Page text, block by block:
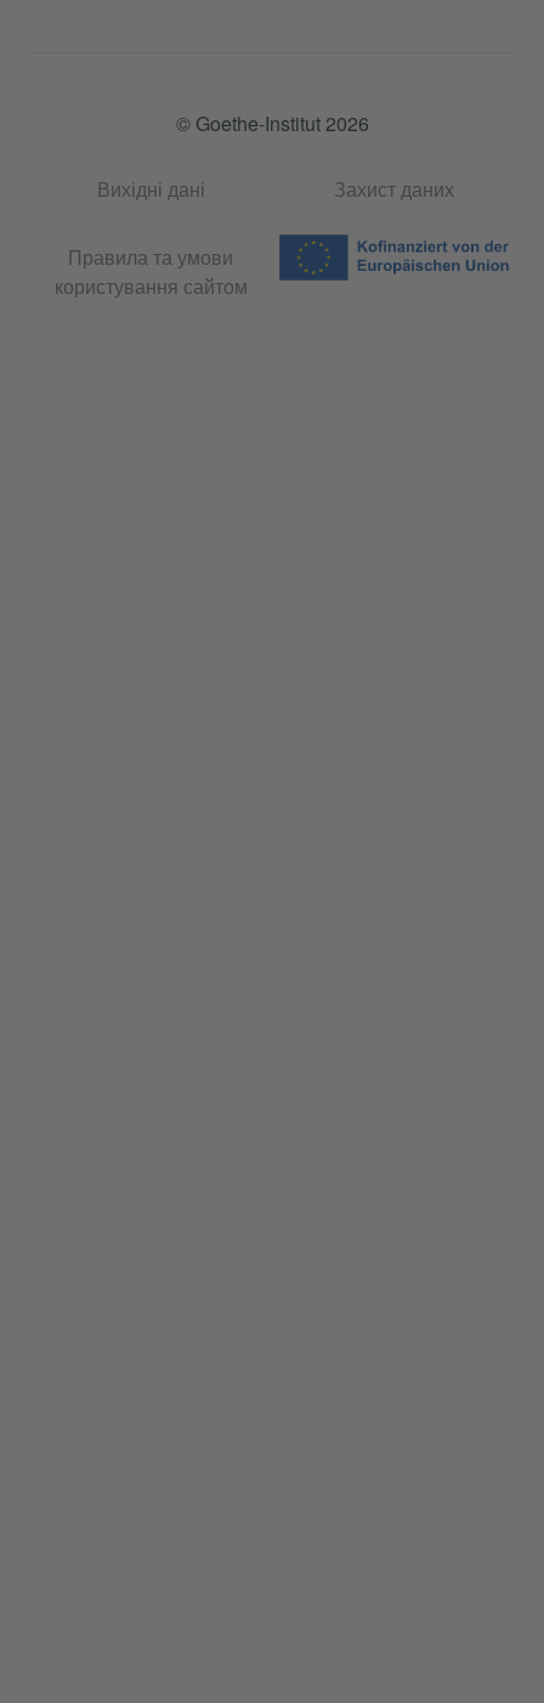
© Goethe-Institut 2026
Вихідні дані Захист даних
Правила та умови
користування сайтом